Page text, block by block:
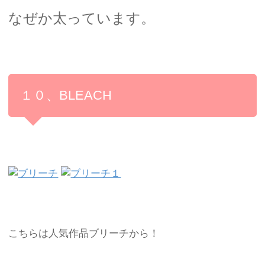
なぜか太っています。
１０、BLEACH
こちらは人気作品ブリーチから！